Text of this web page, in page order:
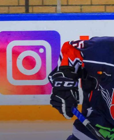
Локо
МХК Динамо СПб
МХК Динамо-М
МХК Спартак
СКА-1946
Дивизион Серебряный
Академия СКА